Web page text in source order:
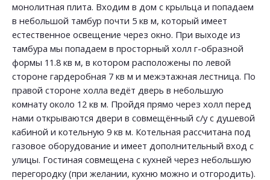
монолитная плита. Входим в дом с крыльца и попадаем
в небольшой тамбур почти 5 кв м, который имеет
естественное освещение через окно. При выходе из
тамбура мы попадаем в просторный холл г-образной
формы 11.8 кв м, в котором расположены по левой
стороне гардеробная 7 кв м и межэтажная лестница. По
правой стороне холла ведёт дверь в небольшую
комнату около 12 кв м. Пройдя прямо через холл перед
нами открываются двери в совмещённый с/у с душевой
кабиной и котельную 9 кв м. Котельная рассчитана под
газовое оборудование и имеет дополнительный вход с
улицы. Гостиная совмещена с кухней через небольшую
перегородку (при желании, кухню можно и отгородить).